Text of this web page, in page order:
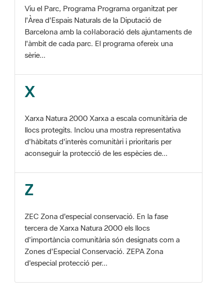
l'àmbit de cada parc. El programa ofereix una
sèrie...
X
llocs protegits. Inclou una mostra representativa
aconseguir la protecció de les espècies de...
Z
tercera de Xarxa Natura 2000 els llocs
Zones d'Especial Conservació. ZEPA Zona
d'especial protecció per...